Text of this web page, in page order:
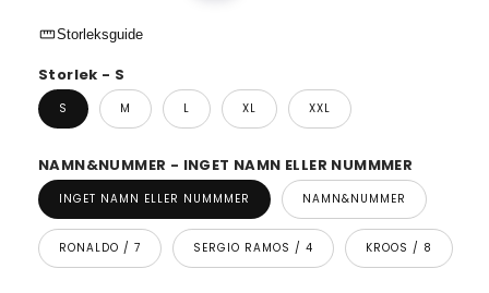
straightenStorleksguide
Storlek - S
S M L XL XXL
NAMN&NUMMER - INGET NAMN ELLER NUMMMER
INGET NAMN ELLER NUMMMER NAMN&NUMMER
RONALDO / 7 SERGIO RAMOS / 4 KROOS / 8